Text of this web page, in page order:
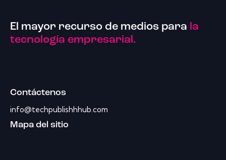
El mayor recurso de medios para la
tecnología empresarial.
Contáctenos
info@techpublishhhub.com
Mapa del sitio